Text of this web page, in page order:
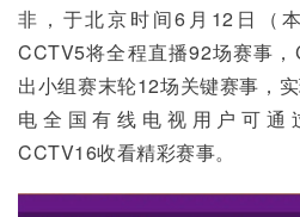
非，于北京时间6月12日（
CCTV5将全程直播92场赛事
出小组赛末轮12场关键赛事，
电全国有线电视用户可通
CCTV16收看精彩赛事。